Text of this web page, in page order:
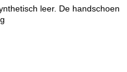
leer. De handschoen